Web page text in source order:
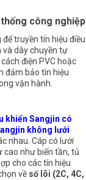
công nghiệp
truyền tín hiệu điều
và dây chuyền tự
điện PVC hoặc
đảm bảo tín hiệu
vận hành.
khiển Sangjin có
không lưới
nhau. Cáp có lưới
như biến tần, tủ
cho các tín hiệu
về số lõi (2C, 4C,